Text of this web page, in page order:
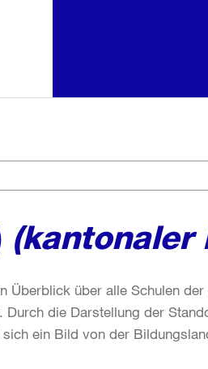
(kantonaler
Überblick über alle Schulen
die Darstellung der
ein Bild von der